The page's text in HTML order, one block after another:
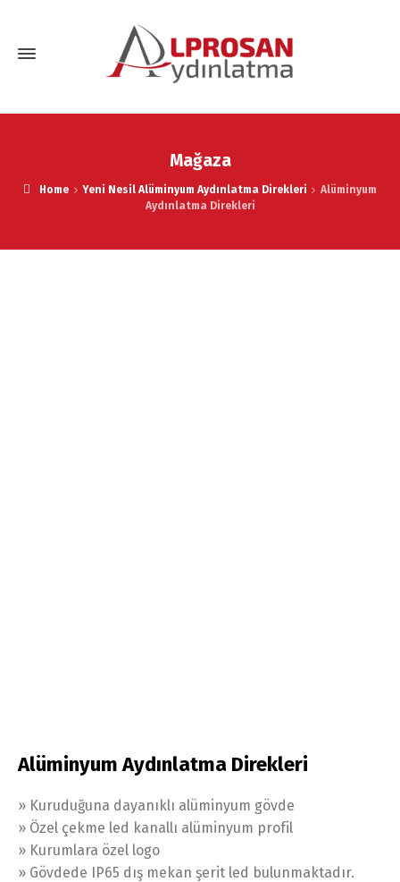
Mağaza
Home Yeni Nesil Alüminyum Aydınlatma Direkleri
Alüminyum
Aydınlatma Direkleri
Alüminyum Aydınlatma Direkleri
» Kuruduğuna dayanıklı alüminyum gövde
» Özel çekme led kanallı alüminyum profil
» Kurumlara özel logo
» Gövdede IP65 dış mekan şerit led bulunmaktadır.